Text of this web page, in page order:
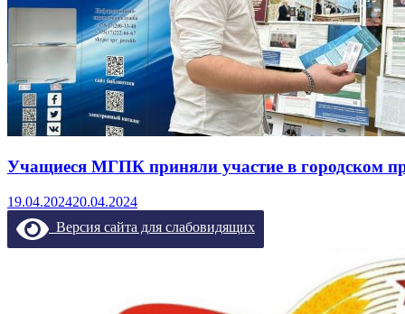
Учащиеся МГПК приняли участие в городском
19.04.202420.04.2024
Версия сайта для слабовидящих